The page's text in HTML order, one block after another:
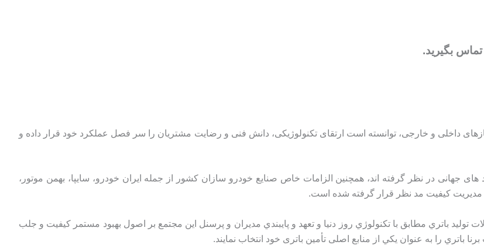
تماس بگیرید.
داخلی و خارجی‌، توانسته است ارتقای تکنولوژیکی، دانش فنی و رضایت مشتریان را سر فصل عملکرد خود قرار داده و
جهانی در نظر گرفته اند، همچنین الزامات خاص صنایع خودرو سازان کشور از جمله ایران خودرو، سایپا، بهمن موتور،
مدیریت کیفیت مد نظر قرار گرفته شده است.
باتري مطابق با تكنولوژي روز دنیا و تعهد و پايبندي مديران و پرسنل اين مجتمع بر اصول بهبود مستمر كيفيت و جلب
را به عنوان يكي از منابع اصلی تأمين باتری خود انتخاب نمایند.